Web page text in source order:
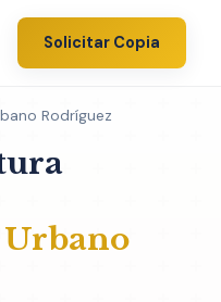
Solicitar Copia
Rodríguez